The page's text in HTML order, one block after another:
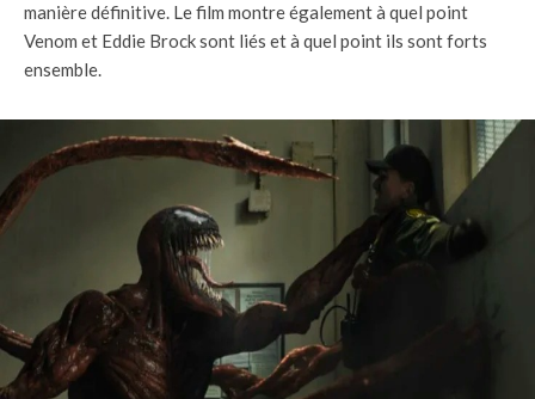
manière définitive. Le film montre également à quel point
Venom et Eddie Brock sont liés et à quel point ils sont forts
ensemble.